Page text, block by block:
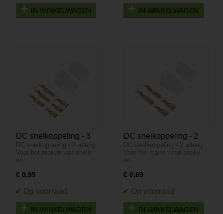
IN WINKELWAGEN IN WINKELWAGEN
DC snelkoppeling - 3
aderig
DC snelkoppeling - 3 aderig
Voor het maken van snelle
en…
€ 0,95
IN WINKELWAGEN
DC snelkoppeling - 2
aderig
DC snelkoppeling - 2 aderig
Voor het maken van snelle
en…
€ 0,69
IN WINKELWAGEN